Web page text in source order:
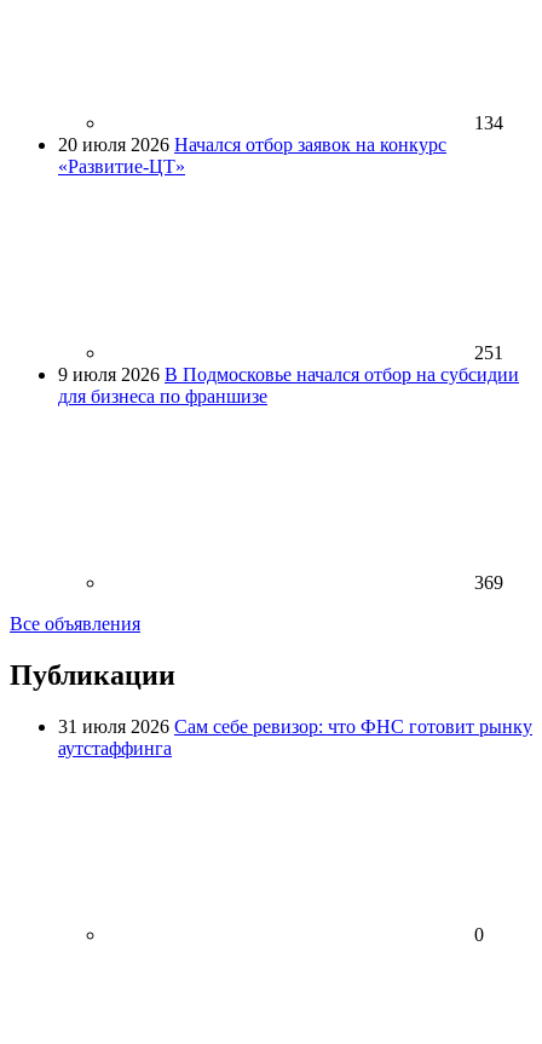
134
20 июля 2026 Начался отбор заявок на конкурс
«Развитие-ЦТ»
251
9 июля 2026 В Подмосковье начался отбор на субсидии
для бизнеса по франшизе
369
Все объявления
Публикации
31 июля 2026 Сам себе ревизор: что ФНС готовит рынку
аутстаффинга
0